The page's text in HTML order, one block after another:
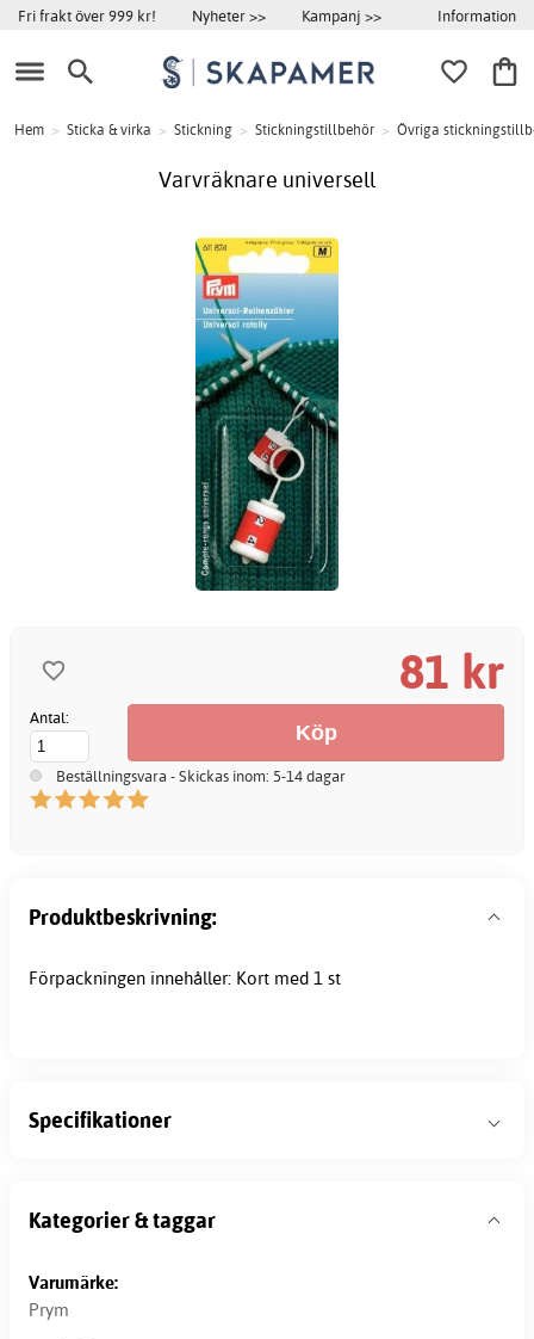
Fri frakt över 999 kr! Nyheter >> Kampanj >> Information
Hem > Sticka & virka > Stickning > Stickningstillbehör > Övriga
Varvräknare universell
81 kr
Antal:
Beställningsvara - Skickas inom: 5-14 dagar
Produktbeskrivning:
Förpackningen innehåller: Kort med 1 st
Specifikationer
Kategorier & taggar
Varumärke:
Prym